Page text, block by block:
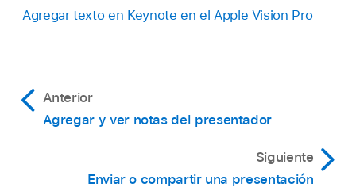
Agregar texto en Keynote en el Apple Vision Pro
Anterior
Agregar y ver notas del presentador
Siguiente
Enviar o compartir una presentación